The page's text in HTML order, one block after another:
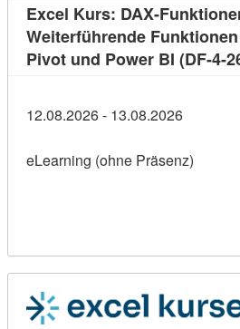
Excel Kurs: DAX-
Weiterführende
Pivot und Power BI (DF-4-
12.08.2026 - 13.08.2026
eLearning (ohne Präsenz)